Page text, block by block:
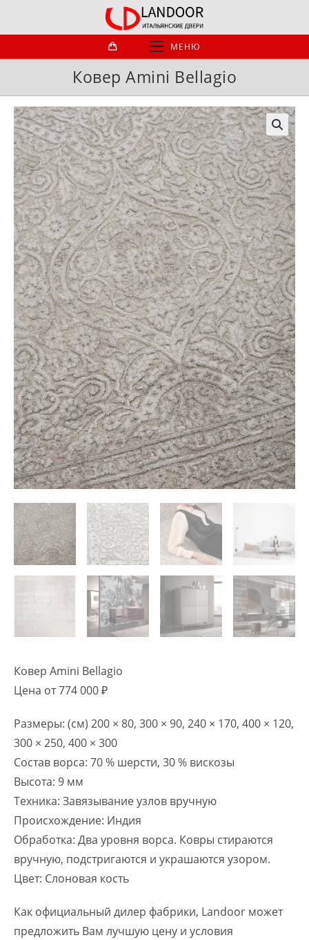
МЕНЮ
Ковер Amini Bellagio
🔍
Ковер Amini Bellagio
Цена от 774 000 ₽
Размеры: (см) 200 × 80, 300 × 90, 240 × 170, 400 × 120,
300 × 250, 400 × 300
Состав ворса: 70 % шерсти, 30 % вискозы
Высота: 9 мм
Техника: Завязывание узлов вручную
Происхождение: Индия
Обработка: Два уровня ворса. Ковры стираются
вручную, подстригаются и украшаются узором.
Цвет: Слоновая кость
Как официальный дилер фабрики, Landoor может
предложить Вам лучшую цену и условия